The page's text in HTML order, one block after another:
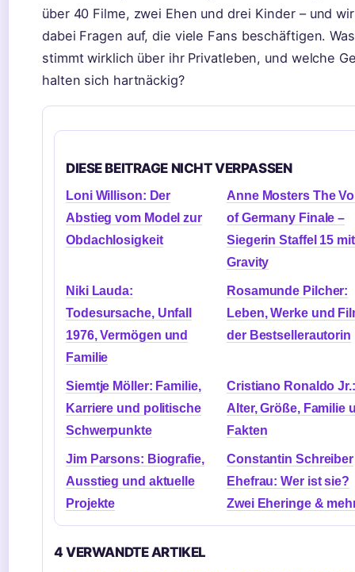
über 40 Filme, zwei Ehen und drei Kinder – und
dabei Fragen auf, die viele Fans beschäftigen. Was
stimmt wirklich über ihr Privatleben, und welche
halten sich hartnäckig?
DIESE BEITRAGE NICHT VERPASSEN
Loni Willison: Der
Abstieg vom Model zur
Obdachlosigkeit
Anne Mosters The
of Germany Finale –
Siegerin Staffel 15 mit
Gravity
Niki Lauda:
Todesursache, Unfall
1976, Vermögen und
Familie
Rosamunde Pilcher:
Leben, Werke und
der Bestsellerautorin
Siemtje Möller: Familie,
Karriere und politische
Schwerpunkte
Cristiano Ronaldo Jr.:
Alter, Größe, Familie
Fakten
Jim Parsons: Biografie,
Ausstieg und aktuelle
Projekte
Constantin Schreiber
Ehefrau: Wer ist sie?
Zwei Eheringe &
4 VERWANDTE ARTIKEL